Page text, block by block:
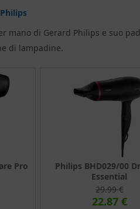
mano di Gerard Philips e suo
di lampadine.
Pro
Philips BHD029/00
Essential
29.99 €
22.87 €